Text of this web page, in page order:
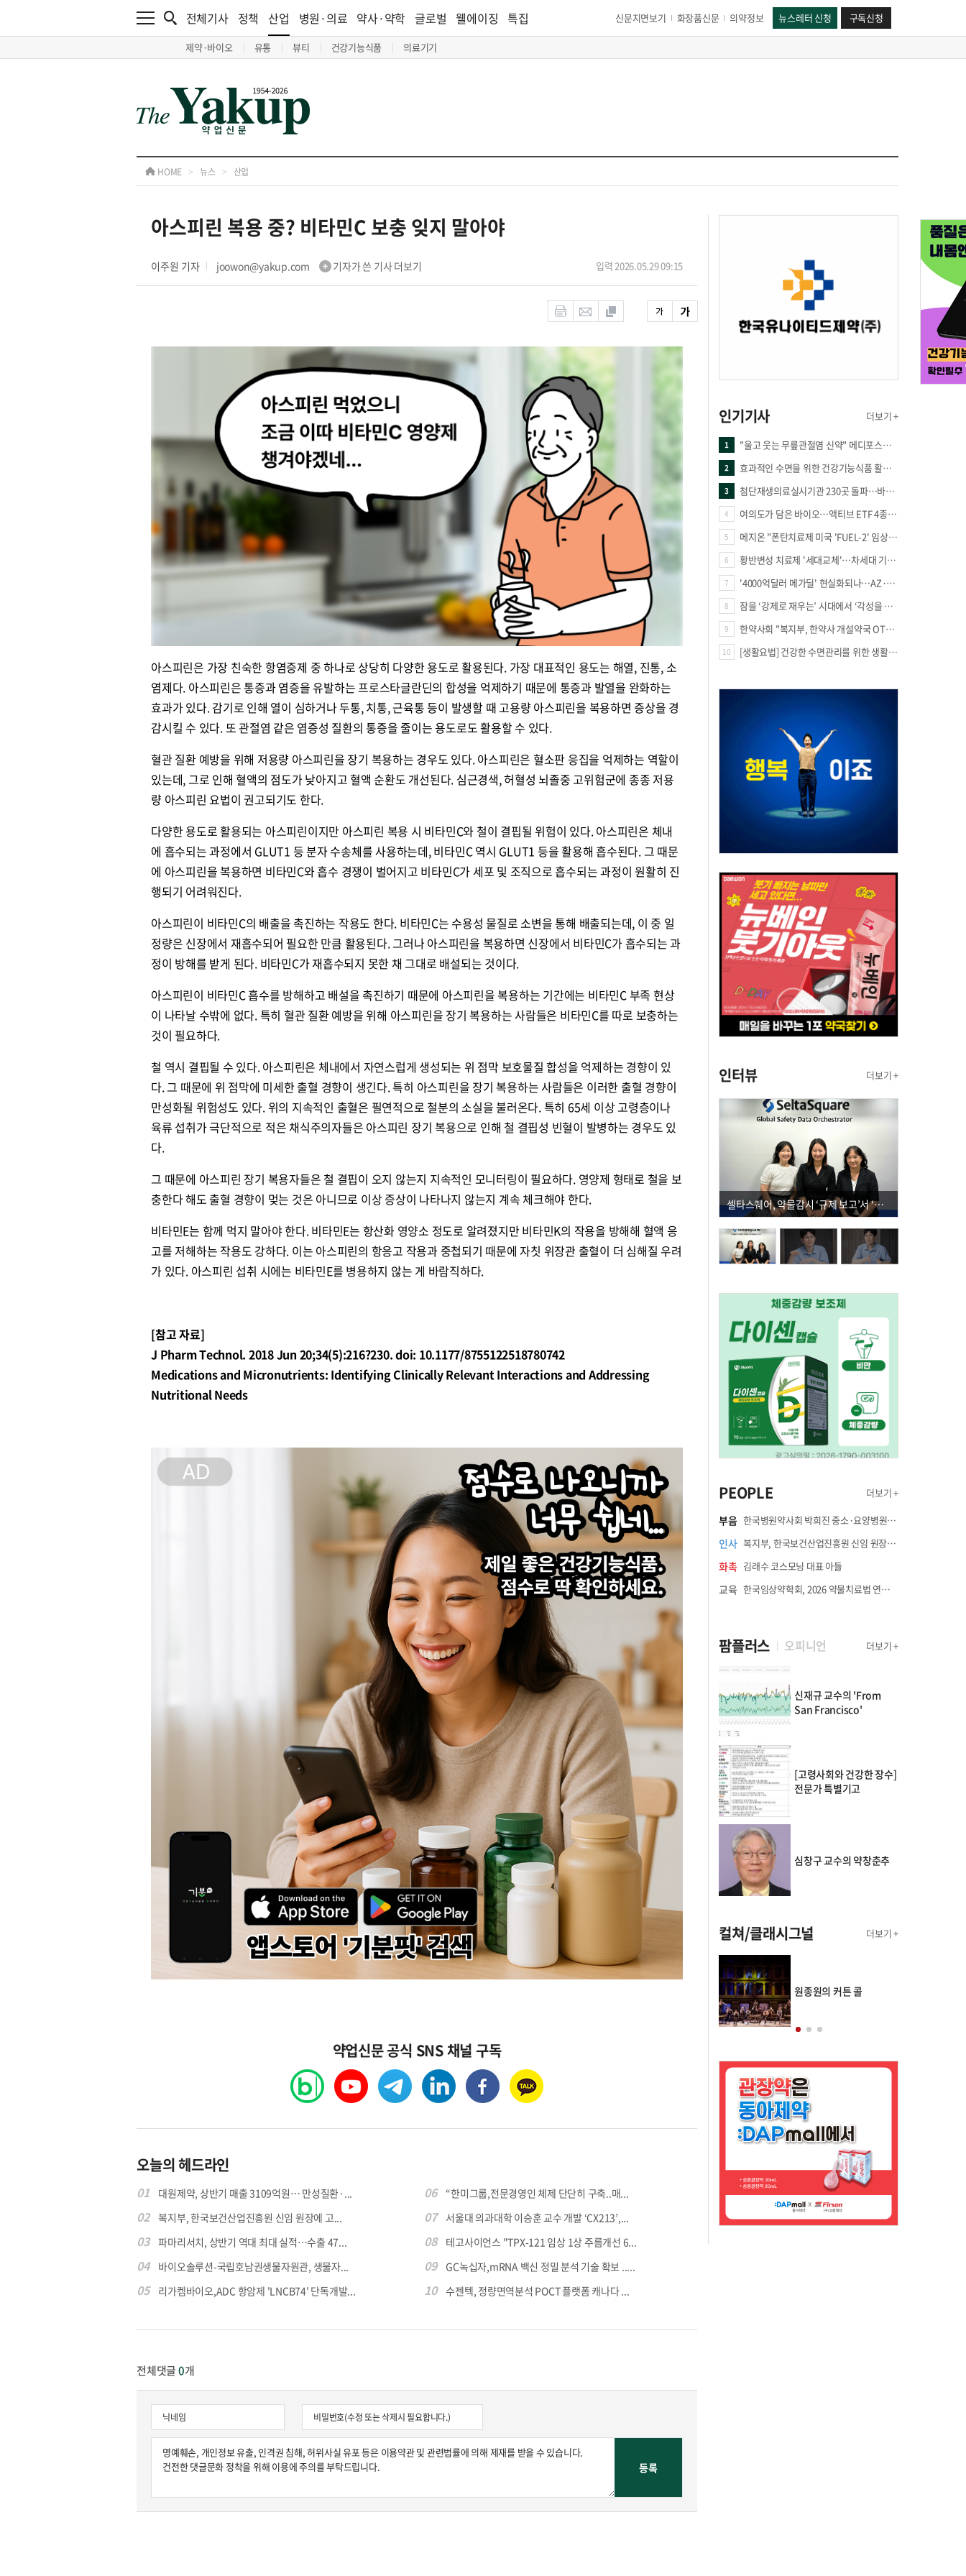
전체기사 정책 산업
제약·바이오 유통 뷰티 건강기능식품 의료기기
병원·의료 약사·약학 글로벌 웰에이징 특집 신문지면보기 화장품신문 의약정보 뉴스레터 신청 구독신청
HOME > 뉴스 > 산업
아스피린 복용 중? 비타민C 보충 잊지 말아야
이주원 기자 joowon@yakup.com 기자가 쓴 기사 더보기 입력 2026.05.29 09:15
아스피린은 가장 친숙한 항염증제 중 하나로 상당히 다양한 용도로 활용된다. 가장 대표적인 용도는 해열, 진통, 소
염제다. 아스피린은 통증과 염증을 유발하는 프로스타글란딘의 합성을 억제하기 때문에 통증과 발열을 완화하는
효과가 있다. 감기로 인해 열이 심하거나 두통, 치통, 근육통 등이 발생할 때 고용량 아스피린을 복용하면 증상을 경
감시킬 수 있다. 또 관절염 같은 염증성 질환의 통증을 줄이는 용도로도 활용할 수 있다.
혈관 질환 예방을 위해 저용량 아스피린을 장기 복용하는 경우도 있다. 아스피린은 혈소판 응집을 억제하는 역할이
있는데, 그로 인해 혈액의 점도가 낮아지고 혈액 순환도 개선된다. 심근경색, 허혈성 뇌졸중 고위험군에 종종 저용
량 아스피린 요법이 권고되기도 한다.
다양한 용도로 활용되는 아스피린이지만 아스피린 복용 시 비타민C와 철이 결핍될 위험이 있다. 아스피린은 체내
에 흡수되는 과정에서 GLUT1 등 분자 수송체를 사용하는데, 비타민C 역시 GLUT1 등을 활용해 흡수된다. 그 때문
에 아스피린을 복용하면 비타민C와 흡수 경쟁이 벌어지고 비타민C가 세포 및 조직으로 흡수되는 과정이 원활히 진
행되기 어려워진다.
아스피린이 비타민C의 배출을 촉진하는 작용도 한다. 비타민C는 수용성 물질로 소변을 통해 배출되는데, 이 중 일
정량은 신장에서 재흡수되어 필요한 만큼 활용된다. 그러나 아스피린을 복용하면 신장에서 비타민C가 흡수되는 과
정이 방해를 받게 된다. 비타민C가 재흡수되지 못한 채 그대로 배설되는 것이다.
아스피린이 비타민C 흡수를 방해하고 배설을 촉진하기 때문에 아스피린을 복용하는 기간에는 비타민C 부족 현상
이 나타날 수밖에 없다. 특히 혈관 질환 예방을 위해 아스피린을 장기 복용하는 사람들은 비타민C를 따로 보충하는
것이 필요하다.
철 역시 결핍될 수 있다. 아스피린은 체내에서 자연스럽게 생성되는 위 점막 보호물질 합성을 억제하는 경향이 있
다. 그 때문에 위 점막에 미세한 출혈 경향이 생긴다. 특히 아스피린을 장기 복용하는 사람들은 이러한 출혈 경향이
만성화될 위험성도 있다. 위의 지속적인 출혈은 필연적으로 철분의 소실을 불러온다. 특히 65세 이상 고령층이나
육류 섭취가 극단적으로 적은 채식주의자들은 아스피린 장기 복용으로 인해 철 결핍성 빈혈이 발병하는 경우도 있
다.
그 때문에 아스피린 장기 복용자들은 철 결핍이 오지 않는지 지속적인 모니터링이 필요하다. 영양제 형태로 철을 보
충한다 해도 출혈 경향이 멎는 것은 아니므로 이상 증상이 나타나지 않는지 계속 체크해야 한다.
비타민E는 함께 먹지 말아야 한다. 비타민E는 항산화 영양소 정도로 알려졌지만 비타민K의 작용을 방해해 혈액 응
고를 저해하는 작용도 강하다. 이는 아스피린의 항응고 작용과 중첩되기 때문에 자칫 위장관 출혈이 더 심해질 우려
가 있다. 아스피린 섭취 시에는 비타민E를 병용하지 않는 게 바람직하다.
[참고 자료]
J Pharm Technol. 2018 Jun 20;34(5):216?230. doi: 10.1177/8755122518780742
Medications and Micronutrients: Identifying Clinically Relevant Interactions and Addressing
Nutritional Needs
약업신문 공식 SNS 채널 구독
오늘의 헤드라인
01 대원제약, 상반기 매출 3109억원… 만성질환·...
02 복지부, 한국보건산업진흥원 신임 원장에 고...
03 파마리서치, 상반기 역대 최대 실적…수출 47...
04 바이오솔루션-국립호남권생물자원관, 생물자...
05 리가켐바이오,ADC 항암제 'LNCB74' 단독개발...
06 “한미그룹,전문경영인 체제 단단히 구축..매...
07 서울대 의과대학 이승훈 교수 개발 ‘CX213’,...
08 테고사이언스 "TPX-121 임상 1상 주름개선 6...
09 GC녹십자,mRNA 백신 정밀 분석 기술 확보 .....
10 수젠텍, 정량면역분석 POCT 플랫폼 캐나다 ...
전체댓글0개
인기기사 더보기 +
1 "울고 웃는 무릎관절염 신약" 메디포스트·강스템·네이처셀 전진, 코오롱티슈진 반전 과제
2 효과적인 수면을 위한 건강기능식품 활용법
3 첨단재생의료실시기관 230곳 돌파…바이오 새 시장 꿈틀
4 여의도가 담은 바이오…액티브 ETF 4종의 선택은
5 메지온 "폰탄치료제 미국 'FUEL-2' 임상 프로토콜 영국 승인"
6 황반변성 치료제 '세대교체'…차세대 기전 경쟁 본격화
7 '4000억달러 메가딜' 현실화되나…AZ·BMS 합병설에 글로벌 제약업계 촉각
8 잠을 ‘강제로 재우는’ 시대에서 ‘각성을 낮추는’ 시대로
9 한약사회 "복지부, 한약사 개설약국 OTC 공급 방해 더는 방관 말아야"
10 [생활요법] 건강한 수면관리를 위한 생활요법
인터뷰 더보기 +
셀타스퀘어, 약물감시 ‘규제 보고’서 ‘데이터 의사결정’으로 "PVX 전환 요구 커진다"
PEOPLE 더보기 +
부음 한국병원약사회 박희진 중소·요양병원이사(충청북도 청주의료원 약제팀장) 부친상
인사 복지부, 한국보건산업진흥원 신임 원장에 고상백 교수 임명
화촉 김래수 코스모닝 대표 아들
교육 한국임상약학회, 2026 약물치료법 연수강좌 8월 21일 개최
팜플러스 오피니언 더보기 +
신재규 교수의 'From
San Francisco'
[고령사회와 건강한 장수]
전문가 특별기고
심창구 교수의 약창춘추
컬쳐/클래시그널 더보기 +
원종원의 커튼 콜